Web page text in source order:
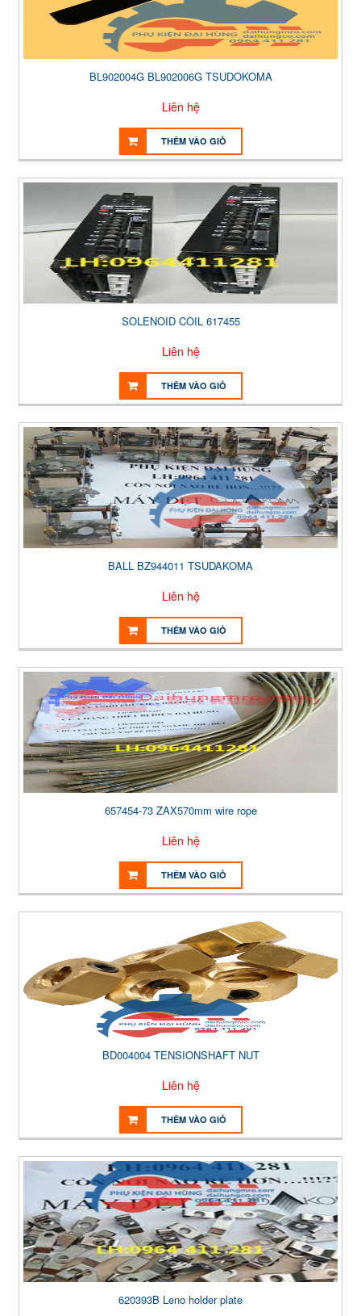
BL902004G BL902006G TSUDOKOMA
Liên hệ
THÊM VÀO GIỎ
SOLENOID COIL 617455
Liên hệ
THÊM VÀO GIỎ
BALL BZ944011 TSUDAKOMA
Liên hệ
THÊM VÀO GIỎ
657454-73 ZAX570mm wire rope
Liên hệ
THÊM VÀO GIỎ
BD004004 TENSIONSHAFT NUT
Liên hệ
THÊM VÀO GIỎ
620393B Leno holder plate